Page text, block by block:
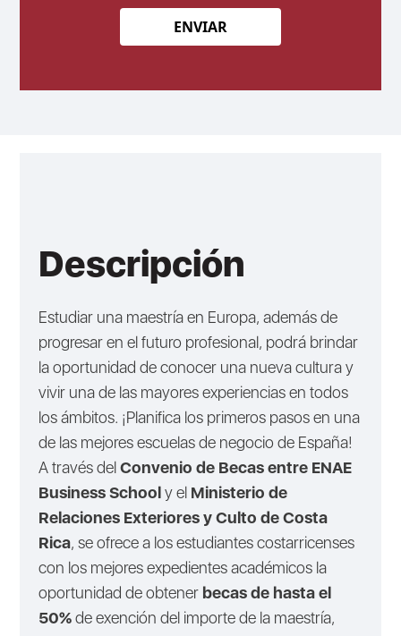
ENVIAR
Descripción
Estudiar una maestría en Europa, además de
progresar en el futuro profesional, podrá brindar
la oportunidad de conocer una nueva cultura y
vivir una de las mayores experiencias en todos
los ámbitos. ¡Planifica los primeros pasos en una
de las mejores escuelas de negocio de España!
A través delConvenio de Becas entre ENAE
Business Schooly el Ministerio de
Relaciones Exteriores y Culto de Costa
Rica, se ofrece a los estudiantes costarricenses
con los mejores expedientes académicos la
oportunidad de obtener becas de hasta el
50%de exención del importe de la maestría,